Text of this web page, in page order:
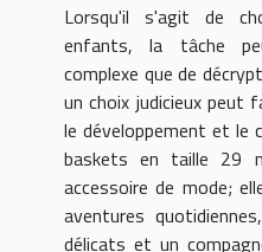
Lorsqu'il s'agit de
enfants, la tâche
complexe que de
un choix judicieux peut
le développement et le
baskets en taille 29
accessoire de mode;
aventures
délicats et un